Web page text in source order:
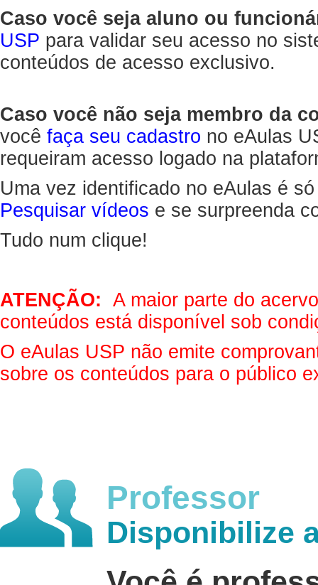
Caso você seja aluno ou
USP para validar seu acesso no
conteúdos de acesso exclusivo.
Caso você não seja membro da
você faça seu cadastro no eAulas
requeiram acesso logado na
Uma vez identificado no eAulas é
Pesquisar vídeos e se surpreenda
Tudo num clique!
ATENÇÃO: A maior parte do
conteúdos está disponível sob
O eAulas USP não emite
sobre os conteúdos para o público
Professor
Disponibilize